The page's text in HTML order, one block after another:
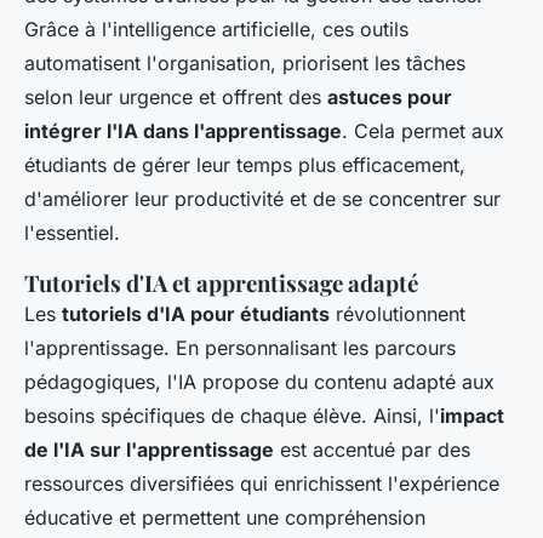
Grâce à l'intelligence artificielle, ces outils
automatisent l'organisation, priorisent les tâches
selon leur urgence et offrent des astuces pour
intégrer l'IA dans l'apprentissage. Cela permet aux
étudiants de gérer leur temps plus efficacement,
d'améliorer leur productivité et de se concentrer sur
l'essentiel.
Tutoriels d'IA et apprentissage adapté
Les tutoriels d'IA pour étudiants révolutionnent
l'apprentissage. En personnalisant les parcours
pédagogiques, l'IA propose du contenu adapté aux
besoins spécifiques de chaque élève. Ainsi, l'impact
de l'IA sur l'apprentissage est accentué par des
ressources diversifiées qui enrichissent l'expérience
éducative et permettent une compréhension